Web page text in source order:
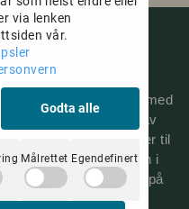
via lenken
vår.
Godta alle
Målrettet Egendefinert
GROUP AS
for klatreentusiaster med
erfaring innen salg av
finne kvalitetsprodukter til
også Buldrehallen i
klatresenter.